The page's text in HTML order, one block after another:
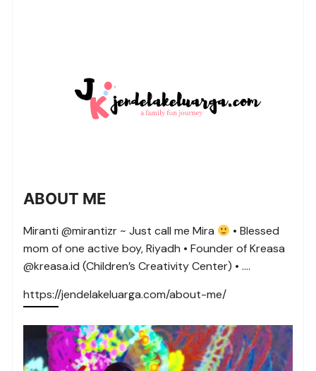
ABOUT ME
Miranti @mirantizr ~ Just call me Mira
• Blessed
mom of one active boy, Riyadh • Founder of Kreasa
@kreasa.id (Children’s Creativity Center) • ….
https://jendelakeluarga.com/about-me/